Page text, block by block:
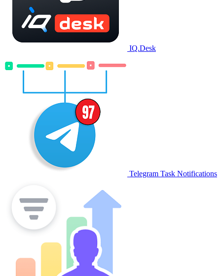
IQ.Desk
Telegram Task Notifications